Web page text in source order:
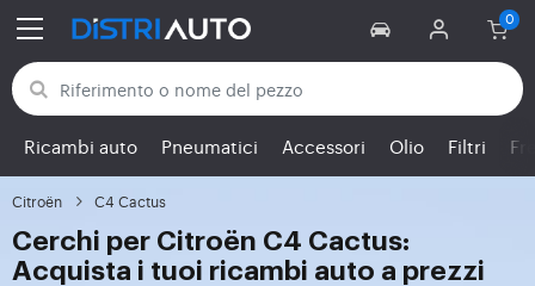
Torna alle categorie
Ricambi auto Pneumatici Accessori Olio Filtri
Citroën C4 Cactus
Cerchi per Citroën C4 Cactus:
Acquista i tuoi ricambi auto a prezzi